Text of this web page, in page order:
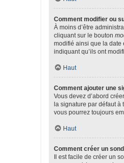
Comment modifier ou
À moins d’être
cliquant sur le bouton
modifié ainsi que la date
indiquant qu’ils ont
Haut
Comment ajouter une
Vous devez d’abord
la signature par défaut à
vous pourrez toujours
Haut
Comment créer un
Il est facile de créer un